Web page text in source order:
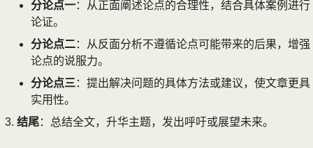
分论点一：从正面阐述论点的合理性，结合具体案例进行
论证。
分论点二：从反面分析不遵循论点可能带来的后果，增强
论点的说服力。
分论点三：提出解决问题的具体方法或建议，使文章更具
实用性。
结尾：总结全文，升华主题，发出呼吁或展望未来。